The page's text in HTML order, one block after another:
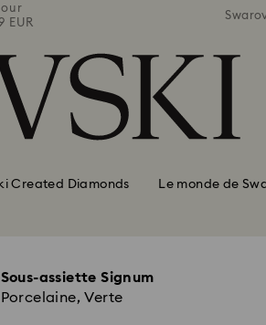
EUR
Livraison standard gratuite
une commande supérieure à
Created Diamonds Le monde de
Sous-assiette Signum
Porcelaine, Verte